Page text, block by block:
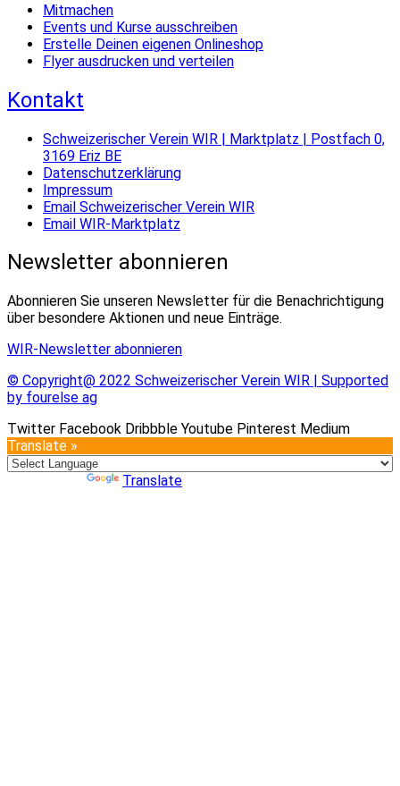
Mitmachen
Events und Kurse ausschreiben
Erstelle Deinen eigenen Onlineshop
Flyer ausdrucken und verteilen
Kontakt
Schweizerischer Verein WIR | Marktplatz | Postfach 0,
3169 Eriz BE
Datenschutzerklärung
Impressum
Email Schweizerischer Verein WIR
Email WIR-Marktplatz
Newsletter abonnieren
Abonnieren Sie unseren Newsletter für die Benachrichtigung
über besondere Aktionen und neue Einträge.
WIR-Newsletter abonnieren
© Copyright@ 2022 Schweizerischer Verein WIR | Supported
by fourelse ag
Twitter Facebook Dribbble Youtube Pinterest Medium
Translate »
Translate